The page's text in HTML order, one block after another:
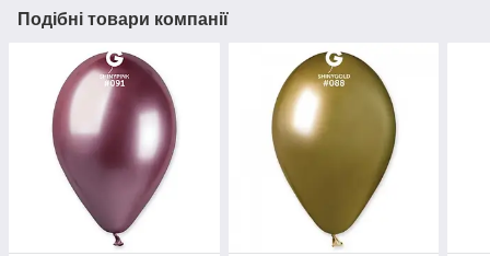
Подібні товари компанії